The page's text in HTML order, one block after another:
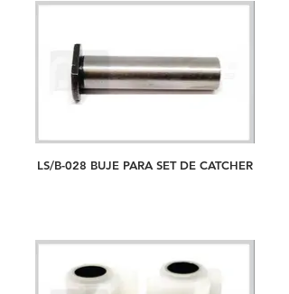
LS/B-028 BUJE PARA SET DE CATCHER